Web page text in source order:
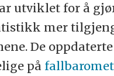
utviklet for å
mer
De
på